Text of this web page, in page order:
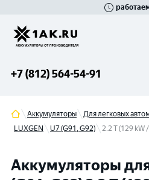
+7 (812) 564-54-91
Аккумуляторы Для легковых
LUXGEN
U7 (G91, G92) 2.2 T (129 kW
Аккумуляторы для
Гатчина